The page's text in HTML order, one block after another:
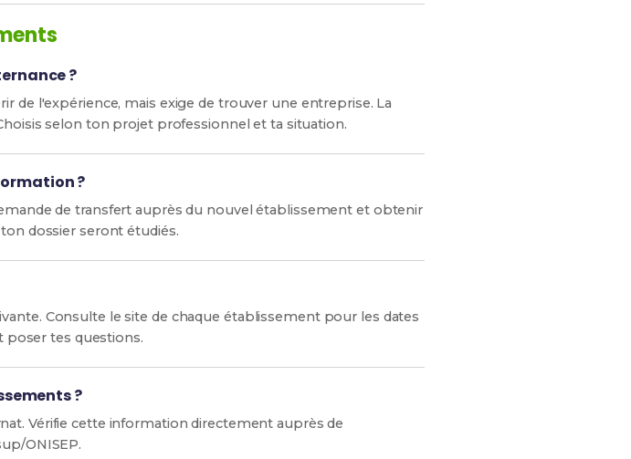
?
de l'expérience, mais exige de trouver une entreprise. La
selon ton projet professionnel et ta situation.
?
de transfert auprès du nouvel établissement et obtenir
dossier seront étudiés.
Consulte le site de chaque établissement pour les dates
poser tes questions.
?
Vérifie cette information directement auprès de
ONISEP.